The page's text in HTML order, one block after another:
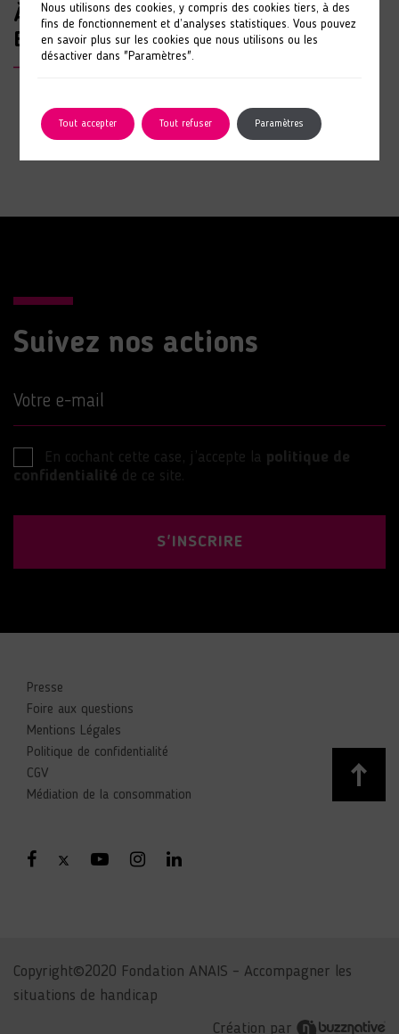
À TON SPORT, À TA SANTÉ 2023 : défi
B !
Suivez nos actions
Votre e-mail
En cochant cette case, j’accepte la politique de
confidentialité de ce site.
S'INSCRIRE
Presse
Foire aux questions
Mentions Légales
Politique de confidentialité
CGV
Médiation de la consommation
Copyright©2020 Fondation ANAIS – Accompagner les
situations de handicap
Création par
Nous utilisons des cookies, y compris des cookies tiers, à des
fins de fonctionnement et d’analyses statistiques. Vous pouvez
en savoir plus sur les cookies que nous utilisons ou les
désactiver dans "Paramètres".
Tout accepter Tout refuser Paramètres